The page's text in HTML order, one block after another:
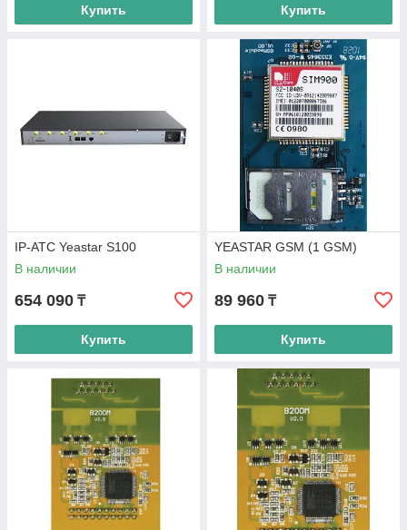
Купить Купить
IP-АТС Yeastar S100
В наличии
654 090 ₸
Купить
YEASTAR GSM (1 GSM)
В наличии
89 960 ₸
Купить